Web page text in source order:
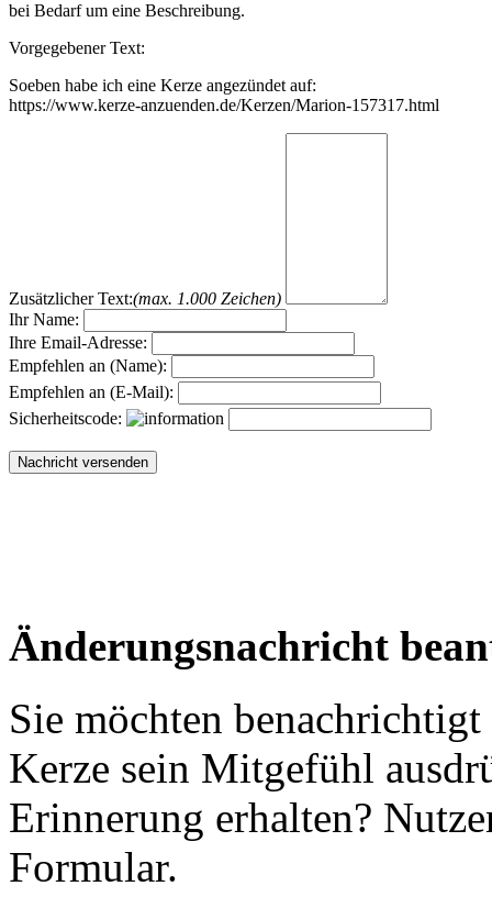
bei Bedarf um eine Beschreibung.
Vorgegebener Text:
Soeben habe ich eine Kerze angezündet auf:
https://www.kerze-anzuenden.de/Kerzen/Marion-157317.html
Zusätzlicher Text:(max. 1.000 Zeichen)
Ihr Name:
Ihre Email-Adresse:
Empfehlen an (Name):
Empfehlen an (E-Mail):
Sicherheitscode:
Änderungsnachricht
Sie möchten
Kerze sein Mitgefühl
Erinnerung erhalten?
Formular.